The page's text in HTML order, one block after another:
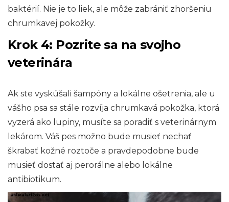
baktérií. Nie je to liek, ale môže zabrániť zhoršeniu
chrumkavej pokožky.
Krok 4: Pozrite sa na svojho
veterinára
Ak ste vyskúšali šampóny a lokálne ošetrenia, ale u
vášho psa sa stále rozvíja chrumkavá pokožka, ktorá
vyzerá ako lupiny, musíte sa poradiť s veterinárnym
lekárom. Váš pes možno bude musieť nechať
škrabať kožné roztoče a pravdepodobne bude
musieť dostať aj perorálne alebo lokálne
antibiotikum.